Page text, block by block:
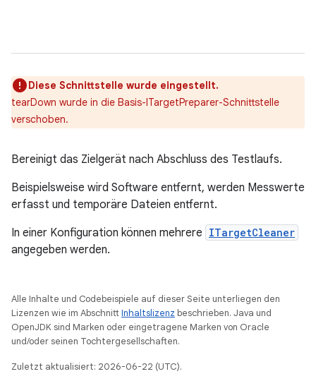
Diese Schnittstelle wurde eingestellt.
tearDown wurde in die Basis-ITargetPreparer-Schnittstelle
verschoben.
Bereinigt das Zielgerät nach Abschluss des Testlaufs.
Beispielsweise wird Software entfernt, werden Messwerte
erfasst und temporäre Dateien entfernt.
In einer Konfiguration können mehrere ITargetCleaner
angegeben werden.
Alle Inhalte und Codebeispiele auf dieser Seite unterliegen den
Lizenzen wie im AbschnittInhaltslizenz beschrieben. Java und
OpenJDK sind Marken oder eingetragene Marken von Oracle
und/oder seinen Tochtergesellschaften.
Zuletzt aktualisiert: 2026-06-22 (UTC).